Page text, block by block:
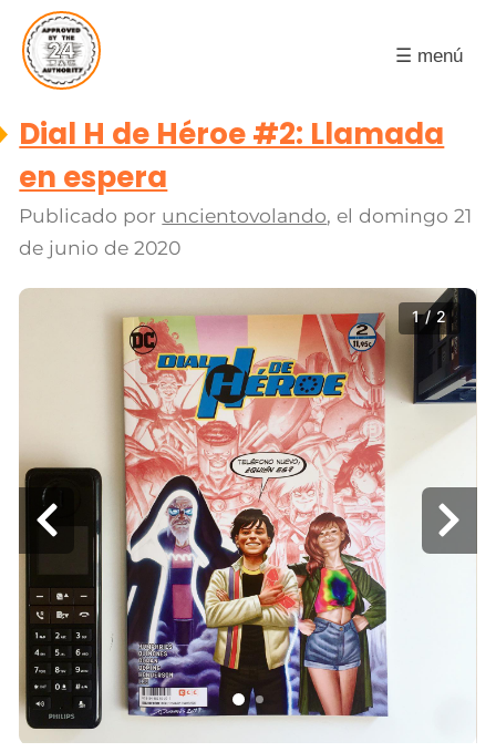
☰ menú
Dial H de Héroe #2: Llamada
en espera
Publicado por uncientovolando, eldomingo 21
de junio de 2020
1 / 2